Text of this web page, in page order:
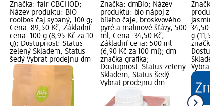
Značka: fair OBCHOD;
Název produktu: BIO
rooibos čaj sypaný, 100 g;
Cena: 89,50 Kč; Základní
cena: 100 g (8,95 Kč za 10
g); Dostupnost: Status
zelený Skladem, Status
šedý Vybrat prodejnu dm
Značka: dmBio; Název
produktu: bio nápoj z
bílého čaje, broskvového
pyré a malinové šťávy, 500
ml; Cena: 34,50 Kč;
Základní cena: 500 ml
(6,90 Kč za 100 ml); dm
značka grafika;
Dostupnost: Status zelený
Skladem, Status šedý
Vybrat prodejnu dm
Značka:
34,50
g (11,50
značka
Vybrat